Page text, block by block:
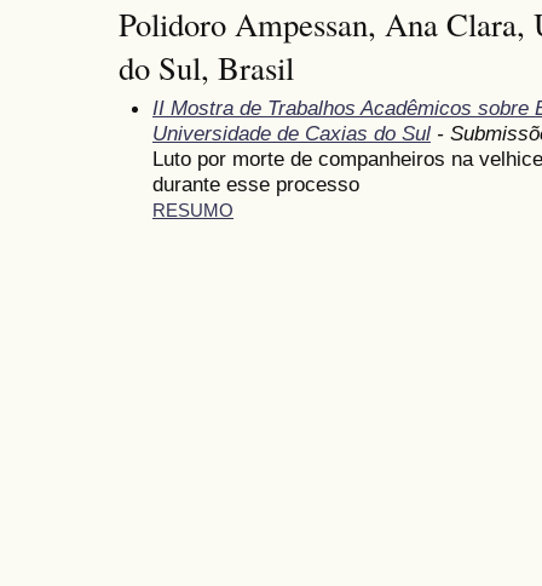
Polidoro Ampessan, Ana Clara,
do Sul, Brasil
II Mostra de Trabalhos Acadêmicos sobre
Universidade de Caxias do Sul -
Luto por morte de companheiros na
durante esse processo
RESUMO